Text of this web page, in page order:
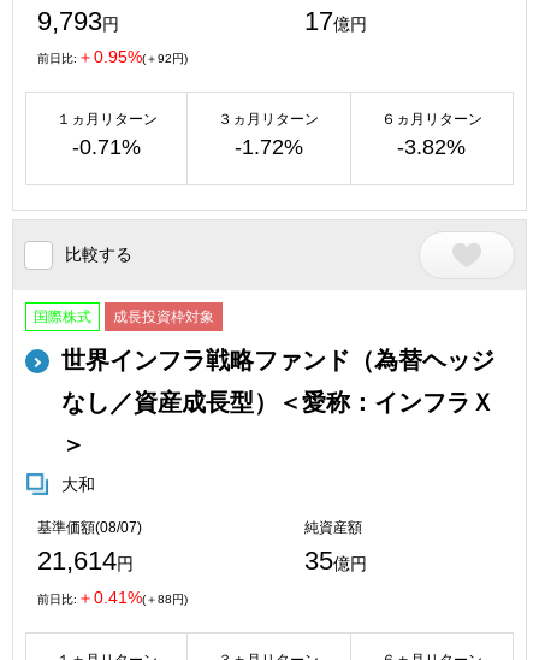
9,793円 17億円
前日比: ＋0.95%(＋92円)
１ヵ月リターン
-0.71%
３ヵ月リターン
-1.72%
６ヵ月リターン
-3.82%
比較する
国際株式 成長投資枠対象
世界インフラ戦略ファンド（為替ヘッジ
なし／資産成長型）＜愛称：インフラＸ
＞
大和
基準価額(08/07)
21,614円
純資産額
35億円
前日比: ＋0.41%(＋88円)